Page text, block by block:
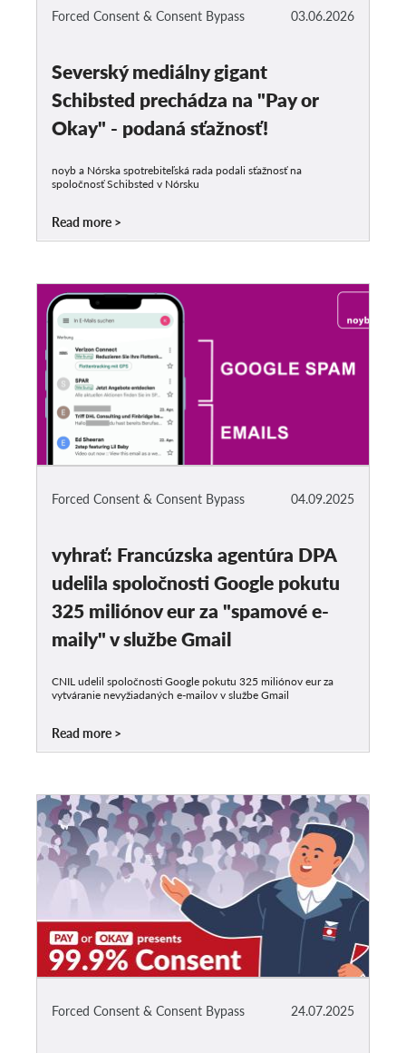
03.06.2026
Forced Consent & Consent Bypass
Severský mediálny gigant
Schibsted prechádza na "Pay or
Okay" - podaná sťažnosť!
noyb a Nórska spotrebiteľská rada podali sťažnosť na
spoločnosť Schibsted v Nórsku
Read more
04.09.2025
Forced Consent & Consent Bypass
vyhrať: Francúzska agentúra DPA
udelila spoločnosti Google pokutu
325 miliónov eur za "spamové e-
maily" v službe Gmail
CNIL udelil spoločnosti Google pokutu 325 miliónov eur za
vytváranie nevyžiadaných e-mailov v službe Gmail
Read more
24.07.2025
Forced Consent & Consent Bypass